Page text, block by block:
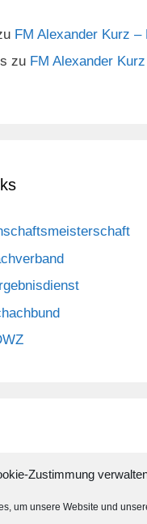
Zustimmung
um unsere Website und
FM Alexander Kurz –
zu FM Alexander